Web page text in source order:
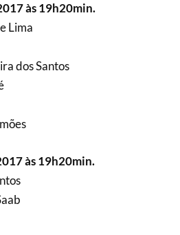
às 19h20min.
Lima
dos Santos
às 19h20min.